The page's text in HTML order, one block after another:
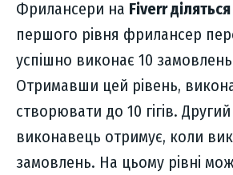
Фрилансери на Fiverr
першого рівня фрилансер
успішно виконає 10
Отримавши цей рівень,
створювати до 10 гігів.
виконавець отримує, коли
замовлень. На цьому рівні